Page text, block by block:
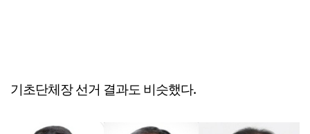
기초단체장 선거 결과도 비슷했다.